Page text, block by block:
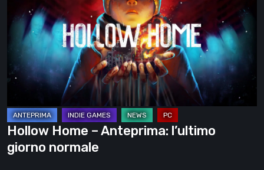
Anteprima:
l’ultimo
giorno
normale
Hollow Home – Anteprima: l’ultimo
giorno normale